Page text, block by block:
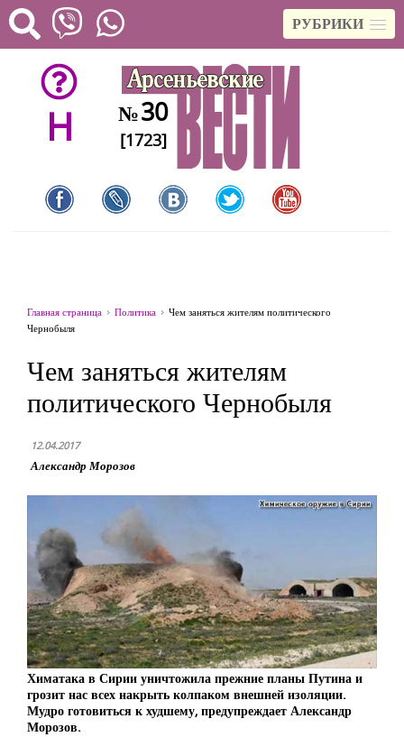
РУБРИКИ
H №30
[1723]
Главная страница Политика
Чем заняться жителям политического
Чернобыля
Чем заняться жителям
политического Чернобыля
12.04.2017
Александр Морозов
Химатака в Сирии уничтожила прежние планы Путина и
грозит нас всех накрыть колпаком внешней изоляции.
Мудро готовиться к худшему, предупреждает Александр
Морозов.